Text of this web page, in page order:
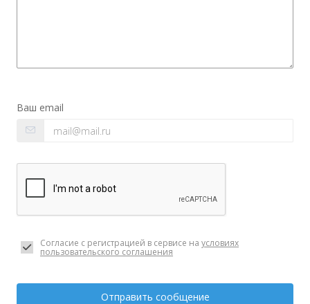
Ваш email
Согласие с регистрацией в сервисе на условиях
пользовательского соглашения
Отправить сообщение